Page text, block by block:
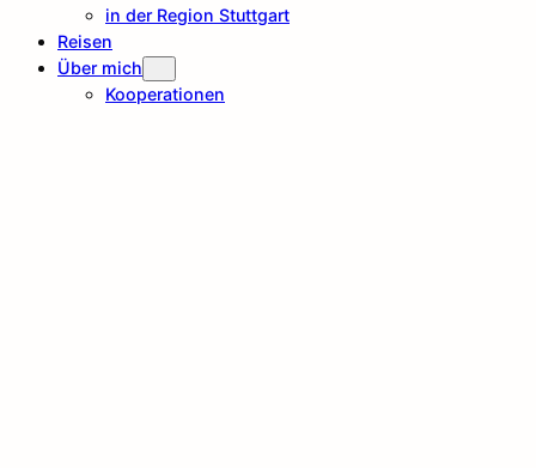
in der Region Stuttgart
Reisen
Über mich
Kooperationen